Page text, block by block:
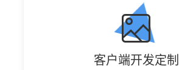
客户端开发定制